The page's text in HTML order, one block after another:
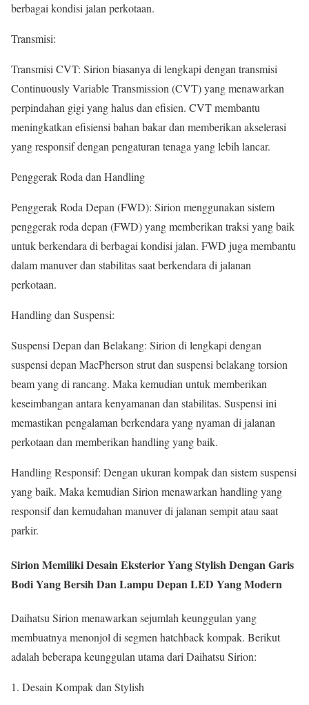
berbagai kondisi jalan perkotaan.
Transmisi:
Transmisi CVT: Sirion biasanya di lengkapi dengan transmisi
Continuously Variable Transmission (CVT) yang menawarkan
perpindahan gigi yang halus dan efisien. CVT membantu
meningkatkan efisiensi bahan bakar dan memberikan akselerasi
yang responsif dengan pengaturan tenaga yang lebih lancar.
Penggerak Roda dan Handling
Penggerak Roda Depan (FWD): Sirion menggunakan sistem
penggerak roda depan (FWD) yang memberikan traksi yang baik
untuk berkendara di berbagai kondisi jalan. FWD juga membantu
dalam manuver dan stabilitas saat berkendara di jalanan
perkotaan.
Handling dan Suspensi:
Suspensi Depan dan Belakang: Sirion di lengkapi dengan
suspensi depan MacPherson strut dan suspensi belakang torsion
beam yang di rancang. Maka kemudian untuk memberikan
keseimbangan antara kenyamanan dan stabilitas. Suspensi ini
memastikan pengalaman berkendara yang nyaman di jalanan
perkotaan dan memberikan handling yang baik.
Handling Responsif: Dengan ukuran kompak dan sistem suspensi
yang baik. Maka kemudian Sirion menawarkan handling yang
responsif dan kemudahan manuver di jalanan sempit atau saat
parkir.
Sirion Memiliki Desain Eksterior Yang Stylish Dengan Garis
Bodi Yang Bersih Dan Lampu Depan LED Yang Modern
Daihatsu Sirion menawarkan sejumlah keunggulan yang
membuatnya menonjol di segmen hatchback kompak. Berikut
adalah beberapa keunggulan utama dari Daihatsu Sirion:
1. Desain Kompak dan Stylish